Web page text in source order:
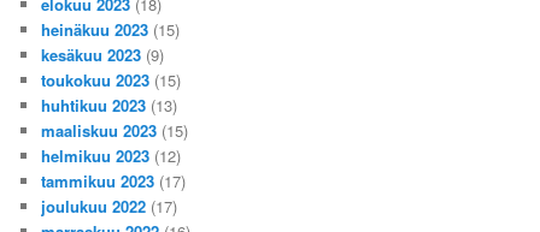
heinäkuu 2023 (15)
kesäkuu 2023 (9)
toukokuu 2023 (15)
huhtikuu 2023 (13)
maaliskuu 2023 (15)
helmikuu 2023 (12)
tammikuu 2023 (17)
joulukuu 2022 (17)